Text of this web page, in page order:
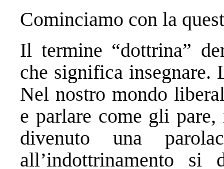
Cominciamo con la
Il termine “dottrina”
che significa insegnare.
Nel nostro mondo
e parlare come gli
divenuto una
all’indottrinamento si